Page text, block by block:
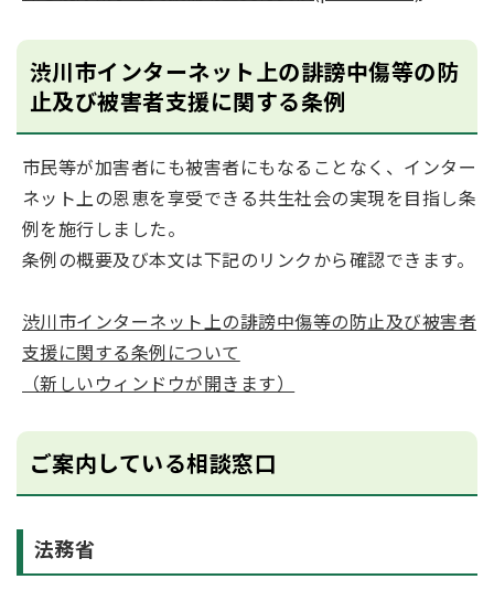
渋川市インターネット上の誹謗中傷等の防
止及び被害者支援に関する条例
市民等が加害者にも被害者にもなることなく、インター
ネット上の恩恵を享受できる共生社会の実現を目指し条
例を施行しました。
条例の概要及び本文は下記のリンクから確認できます。
渋川市インターネット上の誹謗中傷等の防止及び被害者
支援に関する条例について
（新しいウィンドウが開きます）
ご案内している相談窓口
法務省